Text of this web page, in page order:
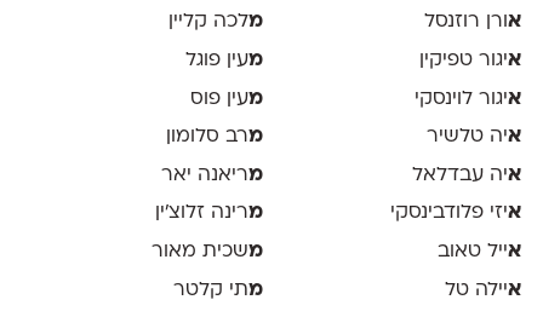
אורן רוזנסל
איגור טפיקין
איגור לוינסקי
איה טלשיר
איה עבדלאל
איזי פלודבינסקי
אייל טאוב
איילה טל
מלכה קליין
מעין פוגל
מעין פוס
מרב סלומון
מריאנה יאר
מרינה זלוצ׳ין
משכית מאור
מתי קלטר